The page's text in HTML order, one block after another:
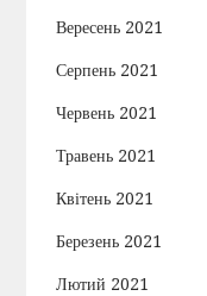
Вересень 2021
Серпень 2021
Червень 2021
Травень 2021
Квітень 2021
Березень 2021
Лютий 2021